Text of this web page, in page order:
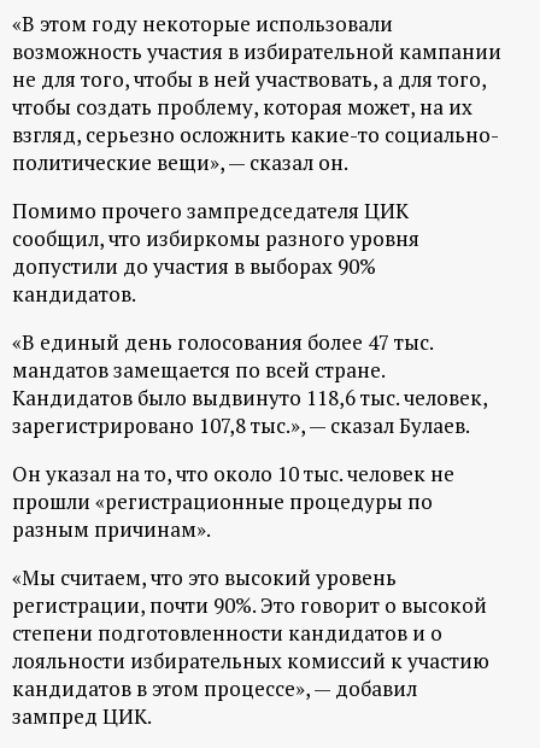
р
т
а
л
«В этом году некоторые использовали
возможность участия в избирательной кампании
не для того, чтобы в ней участвовать, а для того,
чтобы создать проблему, которая может, на их
взгляд, серьезно осложнить какие-то социально-
политические вещи», — сказал он.
Помимо прочего зампредседателя ЦИК
сообщил, что избиркомы разного уровня
допустили до участия в выборах 90%
кандидатов.
«В единый день голосования более 47 тыс.
мандатов замещается по всей стране.
Кандидатов было выдвинуто 118,6 тыс. человек,
зарегистрировано 107,8 тыс.», — сказал Булаев.
Он указал на то, что около 10 тыс. человек не
прошли «регистрационные процедуры по
разным причинам».
«Мы считаем, что это высокий уровень
регистрации, почти 90%. Это говорит о высокой
степени подготовленности кандидатов и о
лояльности избирательных комиссий к участию
кандидатов в этом процессе», — добавил
зампред ЦИК.